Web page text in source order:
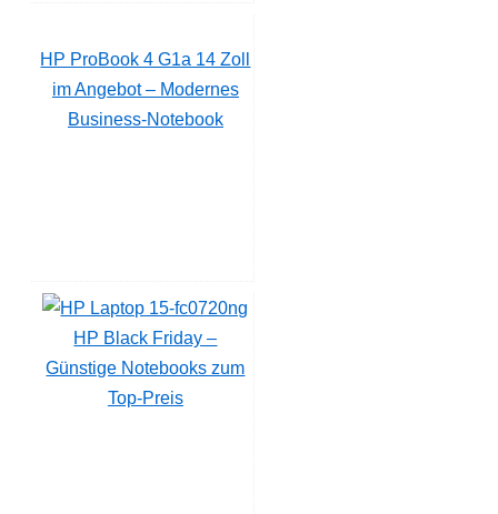
HP ProBook 4 G1a 14 Zoll
im Angebot – Modernes
Business-Notebook
HP Black Friday –
Günstige Notebooks zum
Top-Preis